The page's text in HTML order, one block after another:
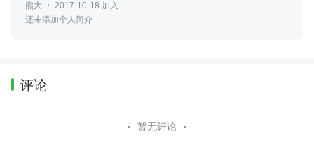
熊大
2017-10-18 加入
还未添加个人简介
评论
暂无评论